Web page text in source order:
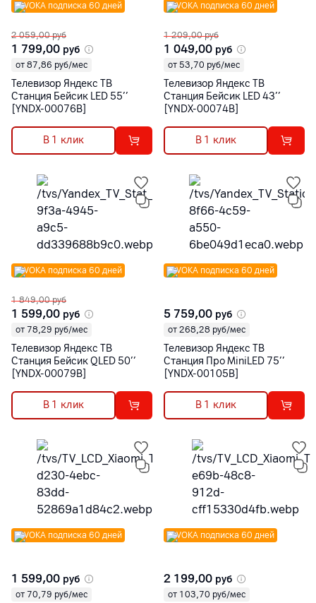
VOKA подписка 60 дней
2 059,00 руб
1 799,00 руб
от 87,86 руб/мес
Телевизор Яндекс ТВ
Станция Бейсик LED 55’’
[YNDX-00076B]
В 1 клик
VOKA подписка 60 дней
1 209,00 руб
1 049,00 руб
от 53,70 руб/мес
Телевизор Яндекс ТВ
Станция Бейсик LED 43’’
[YNDX-00074B]
В 1 клик
VOKA подписка 60 дней
1 849,00 руб
1 599,00 руб
от 78,29 руб/мес
Телевизор Яндекс ТВ
Станция Бейсик QLED 50’’
[YNDX-00079B]
В 1 клик
VOKA подписка 60 дней
5 759,00 руб
от 268,28 руб/мес
Телевизор Яндекс ТВ
Станция Про MiniLED 75’’
[YNDX-00105B]
В 1 клик
VOKA подписка 60 дней
1 599,00 руб
от 70,79 руб/мес
VOKA подписка 60 дней
2 199,00 руб
от 103,70 руб/мес